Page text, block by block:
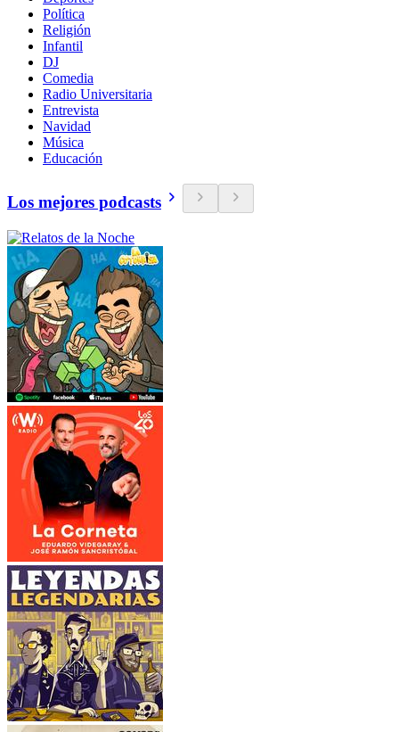
Política
Religión
Infantil
DJ
Comedia
Radio Universitaria
Entrevista
Navidad
Música
Educación
Los mejores podcasts